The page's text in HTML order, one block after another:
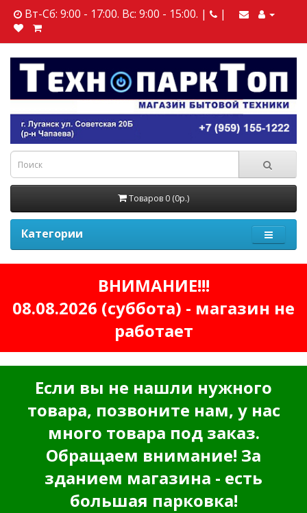
Вт-Сб: 9:00 - 17:00. Вс: 9:00 - 15:00. | |
Товаров 0 (0р.)
Категории
ВНИМАНИЕ!!!
08.08.2026 (суббота) - магазин не
работает
Если вы не нашли нужного
товара, позвоните нам, у нас
много товара под заказ.
Обращаем внимание! За
зданием магазина - есть
большая парковка!